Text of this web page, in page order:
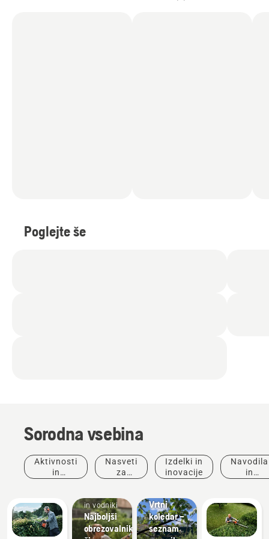
Poglejte še
Sorodna vsebina
Aktivnosti
in
Nasveti
za
Izdelki in
inovacije
Navodila
in
in vodniki
Najboljši
obrezovalniki
Navodila
Vrtni
koledar –
seznam